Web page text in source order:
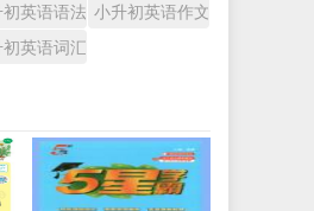
模拟预测英语试题
英语语法 小升初英语作文
英语词汇